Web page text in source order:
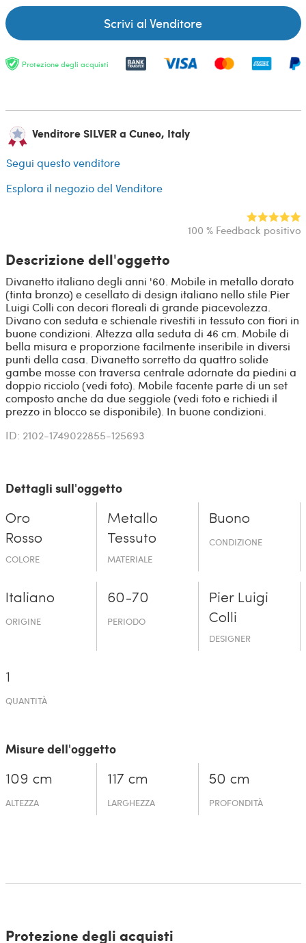
Scrivi al Venditore
Protezione degli acquisti
Venditore SILVER a Cuneo, Italy
Segui questo venditore
Esplora il negozio del Venditore
100 % Feedback positivo
Descrizione dell'oggetto
Divanetto italiano degli anni '60. Mobile in metallo dorato
(tinta bronzo) e cesellato di design italiano nello stile Pier
Luigi Colli con decori floreali di grande piacevolezza.
Divano con seduta e schienale rivestiti in tessuto con fiori in
buone condizioni. Altezza alla seduta di 46 cm. Mobile di
bella misura e proporzione facilmente inseribile in diversi
punti della casa. Divanetto sorretto da quattro solide
gambe mosse con traversa centrale adornate da piedini a
doppio ricciolo (vedi foto). Mobile facente parte di un set
composto anche da due seggiole (vedi foto e richiedi il
prezzo in blocco se disponibile). In buone condizioni.
ID: 2102-1749022855-125693
Dettagli sull'oggetto
Oro
Rosso
COLORE
Metallo
Tessuto
MATERIALE
Buono
CONDIZIONE
Italiano
ORIGINE
60-70
PERIODO
Pier Luigi
Colli
DESIGNER
1
QUANTITÀ
Misure dell'oggetto
109 cm
ALTEZZA
117 cm
LARGHEZZA
50 cm
PROFONDITÀ
Protezione degli acquisti